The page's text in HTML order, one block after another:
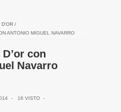
D'OR /
ANTONIO MIGUEL NAVARRO
con
Navarro
- 16 VISTO
-